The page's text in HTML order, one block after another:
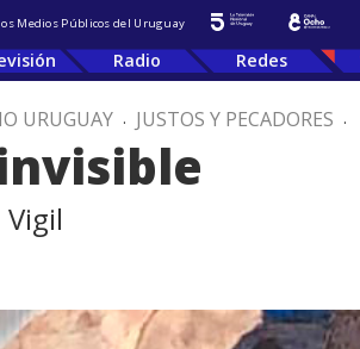
Medios Públicos del Uruguay
Radio Redes
URUGUAY . JUSTOS Y PECADORES .